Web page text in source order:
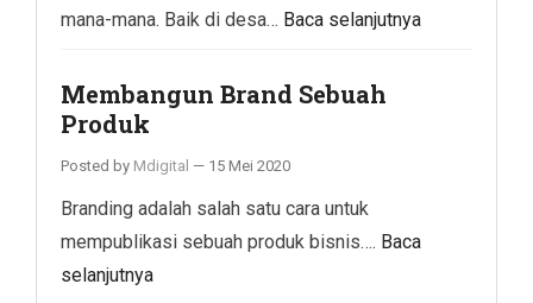
mana-mana. Baik di desa… Baca selanjutnya
Membangun Brand Sebuah
Produk
Posted by Mdigital — 15 Mei 2020
Branding adalah salah satu cara untuk
mempublikasi sebuah produk bisnis…. Baca
selanjutnya